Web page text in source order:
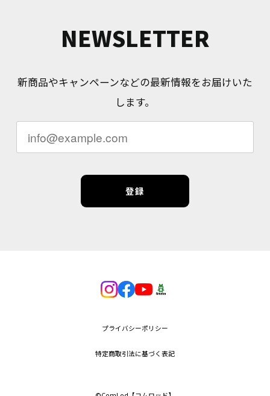
NEWSLETTER
新商品やキャンペーンなどの最新情報をお届けいた
します。
登録
プライバシーポリシー
特定商取引法に基づく表記